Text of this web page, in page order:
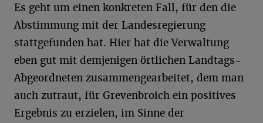
Es geht um einen konkreten Fall, für den die
Abstimmung mit der Landesregierung
stattgefunden hat. Hier hat die Verwaltung
eben gut mit demjenigen örtlichen Landtags-
Abgeordneten zusammengearbeitet, dem man
auch zutraut, für Grevenbroich ein positives
Ergebnis zu erzielen, im Sinne der